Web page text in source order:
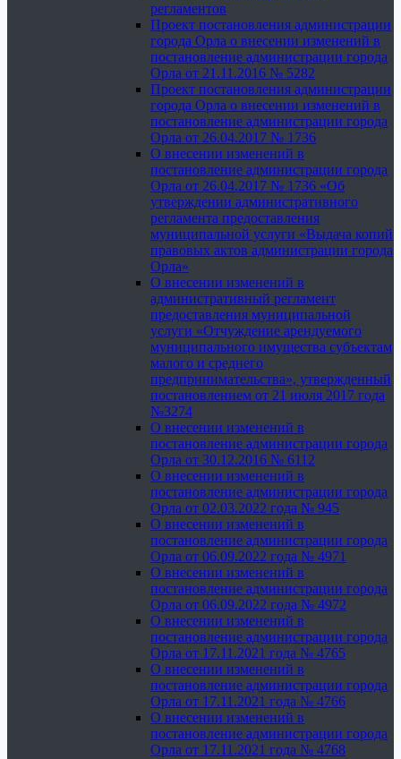
регламентов
Проект постановления администрации
города Орла о внесении изменений в
постановление администрации города
Орла от 21.11.2016 № 5282
Проект постановления администрации
города Орла о внесении изменений в
постановление администрации города
Орла от 26.04.2017 № 1736
О внесении изменений в
постановление администрации города
Орла от 26.04.2017 № 1736 «Об
утверждении административного
регламента предоставления
муниципальной услуги «Выдача копий
правовых актов администрации города
Орла»
О внесении изменений в
административный регламент
предоставления муниципальной
услуги «Отчуждение арендуемого
муниципального имущества субъектам
малого и среднего
предпринимательства», утвержденный
постановлением от 21 июля 2017 года
№3274
О внесении изменений в
постановление администрации города
Орла от 30.12.2016 № 6112
О внесении изменений в
постановление администрации города
Орла от 02.03.2022 года № 945
О внесении изменений в
постановление администрации города
Орла от 06.09.2022 года № 4971
О внесении изменений в
постановление администрации города
Орла от 06.09.2022 года № 4972
О внесении изменений в
постановление администрации города
Орла от 17.11.2021 года № 4765
О внесении изменений в
постановление администрации города
Орла от 17.11.2021 года № 4766
О внесении изменений в
постановление администрации города
Орла от 17.11.2021 года № 4768